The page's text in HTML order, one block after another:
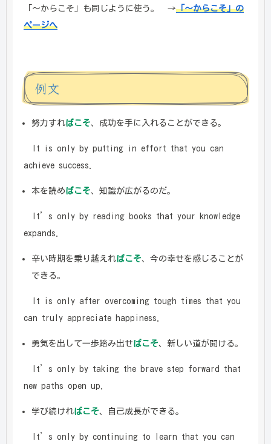
「～からこそ」も同じように使う。 →「～からこそ」の
ページへ
例文
努力すればこそ、成功を手に入れることができる。
It is only by putting in effort that you can
achieve success.
本を読めばこそ、知識が広がるのだ。
It’s only by reading books that your knowledge
expands.
辛い時期を乗り越えればこそ、今の幸せを感じることが
できる。
It is only after overcoming tough times that you
can truly appreciate happiness.
勇気を出して一歩踏み出せばこそ、新しい道が開ける。
It’s only by taking the brave step forward that
new paths open up.
学び続ければこそ、自己成長ができる。
It’s only by continuing to learn that you can